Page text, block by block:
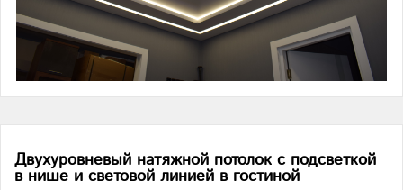
Двухуровневый натяжной потолок с подсветкой
в нише и световой линией в гостиной